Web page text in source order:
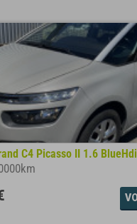
C4 Picasso II 1.6